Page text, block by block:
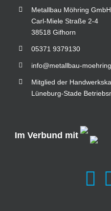
Metallbau Möhring GmbH
Carl-Miele Straße 2-4
38518 Gifhorn
05371 9379130
info@metallbau-
Mitglied der
Lüneburg-Stade
Im Verbund mit